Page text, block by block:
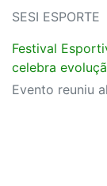
SESI ESPORTE
Festival
celebra